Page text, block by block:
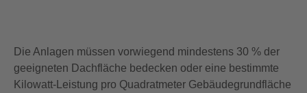
Die Anlagen müssen vorwiegend mindestens 30 % der
geeigneten Dachfläche bedecken oder eine bestimmte
Kilowatt-Leistung pro Quadratmeter Gebäudegrundfläche